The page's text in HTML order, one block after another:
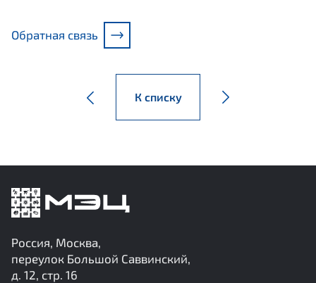
Обратная связь
К списку
Россия, Москва,
переулок Большой Саввинский,
д. 12, стр. 16